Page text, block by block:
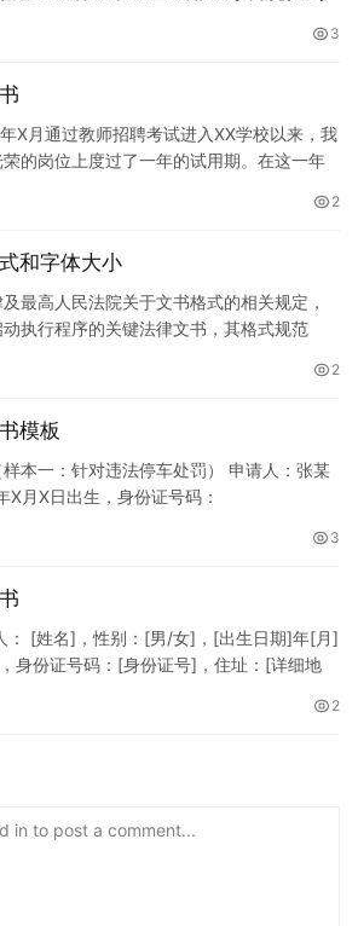
3
X月通过教师招聘考试进入XX学校以来，我
的岗位上度过了一年的试用期。在这一年
2
和字体大小
最高人民法院关于文书格式的相关规定，
执行程序的关键法律文书，其格式规范
2
模板
本一：针对违法停车处罚） 申请人：张某
X月X日出生，身份证号码：
3
： [姓名]，性别：[男/女]，[出生日期]年[月]
身份证号码：[身份证号]，住址：[详细地
2
in to post a comment...